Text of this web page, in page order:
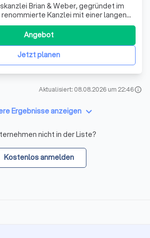
Brian & Weber, gegründet im
renommierte Kanzlei mit einer langen
bestehend aus den
Brian, Marcus Weber und Christiane
eine umfassende Rechtsberatung in
Herr Weber
Jetzt planen
Angebot
Aktualisiert: 08.08.2026 um 22:46info
Ergebnisse anzeigen keyboard_arrow_down
nicht in der Liste?
Kostenlos anmelden